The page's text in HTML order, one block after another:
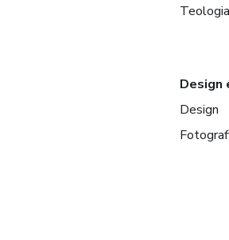
Teologia
Design
Design